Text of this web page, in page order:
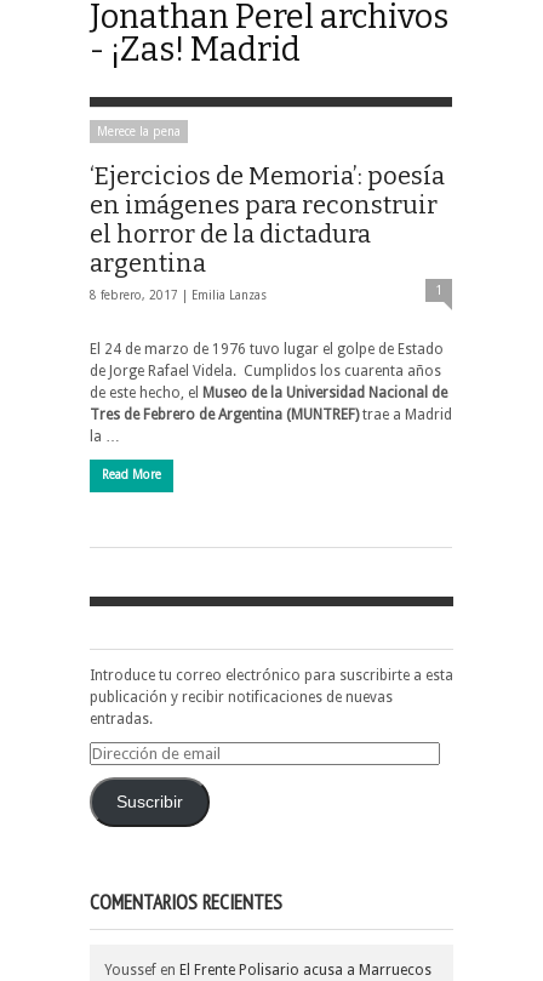
Jonathan Perel archivos
- ¡Zas! Madrid
Merece la pena
‘Ejercicios de Memoria’: poesía
en imágenes para reconstruir
el horror de la dictadura
argentina
8 febrero, 2017 | Emilia Lanzas 1
El 24 de marzo de 1976 tuvo lugar el golpe de Estado
de Jorge Rafael Videla. Cumplidos los cuarenta años
de este hecho, el Museo de la Universidad Nacional de
Tres de Febrero de Argentina (MUNTREF)trae a Madrid
la …
Read More
Introduce tu correo electrónico para suscribirte a esta
publicación y recibir notificaciones de nuevas
entradas.
Dirección
emailSuscribir
COMENTARIOS RECIENTES
Youssef en El Frente Polisario acusa a Marruecos